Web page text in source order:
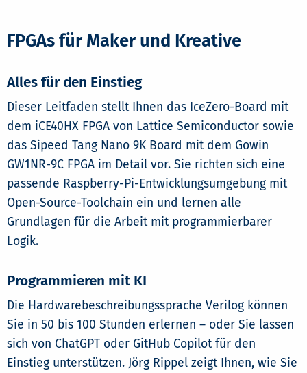
FPGAs für Maker und Kreative
Alles für den Einstieg
Dieser Leitfaden stellt Ihnen das IceZero-Board mit
dem iCE40HX FPGA von Lattice Semiconductor sowie
das Sipeed Tang Nano 9K Board mit dem Gowin
GW1NR-9C FPGA im Detail vor. Sie richten sich eine
passende Raspberry-Pi-Entwicklungsumgebung mit
Open-Source-Toolchain ein und lernen alle
Grundlagen für die Arbeit mit programmierbarer
Logik.
Programmieren mit KI
Die Hardwarebeschreibungssprache Verilog können
Sie in 50 bis 100 Stunden erlernen – oder Sie lassen
sich von ChatGPT oder GitHub Copilot für den
Einstieg unterstützen. Jörg Rippel zeigt Ihnen, wie Sie